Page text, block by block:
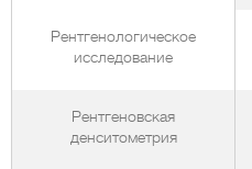
Рентгенологическое
исследование
Рентгеновская
денситометрия